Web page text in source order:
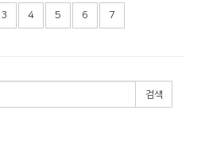
3 4 5 6 7
검색